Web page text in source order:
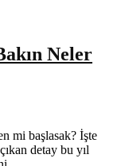
Neler
mi başlasak? İşte
detay bu yıl